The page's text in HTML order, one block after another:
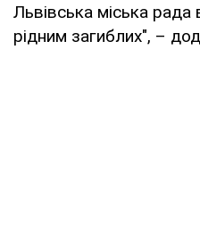
Львівська міська
рідним загиблих", –